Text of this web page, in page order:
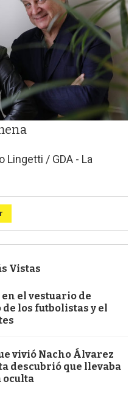
Lingetti / GDA - La
Vistas
el vestuario de
los futbolistas y el
vivió Nacho Álvarez
descubrió que llevaba
oculta